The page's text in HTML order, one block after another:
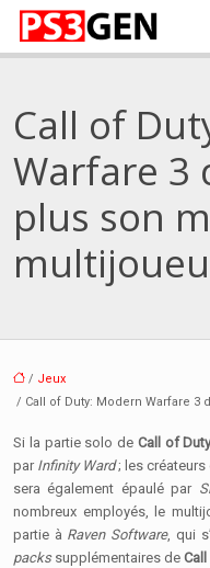
Call of
Warfare 3
plus son
/ Jeux
/ Call of Duty: Modern Warfare
Si la partie solo de Call of
par Infinity Ward; les créateurs
sera également épaulé par
nombreux employés, le
partie à Raven Software, qui
packs supplémentaires de